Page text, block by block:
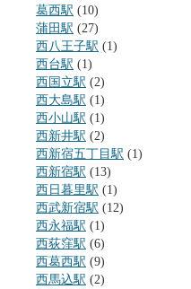
葛西駅 (10)
蒲田駅 (27)
西八王子駅 (1)
西台駅 (1)
西国立駅 (2)
西大島駅 (1)
西小山駅 (1)
西新井駅 (2)
西新宿五丁目駅 (1)
西新宿駅 (13)
西日暮里駅 (1)
西武新宿駅 (12)
西永福駅 (1)
西荻窪駅 (6)
西葛西駅 (9)
西馬込駅 (2)